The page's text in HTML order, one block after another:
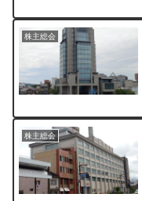
株主総会
株主総会